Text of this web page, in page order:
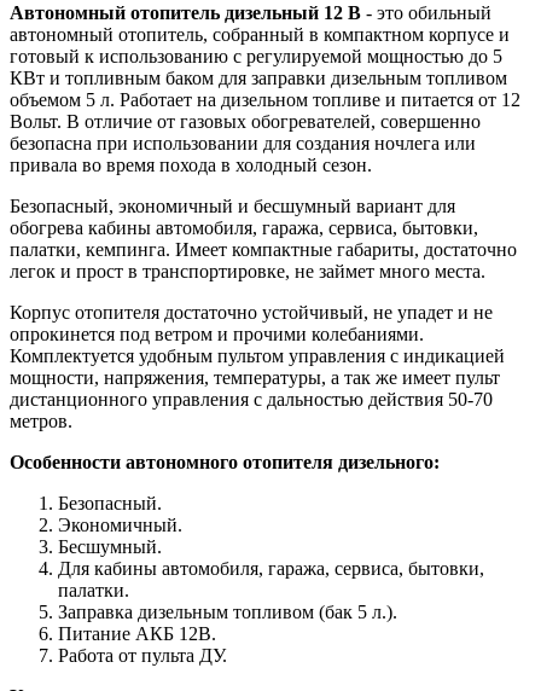
Автономный отопитель дизельный 12 В - это обильный
автономный отопитель, собранный в компактном корпусе и
готовый к использованию с регулируемой мощностью до 5
КВт и топливным баком для заправки дизельным топливом
объемом 5 л. Работает на дизельном топливе и питается от 12
Вольт. В отличие от газовых обогревателей, совершенно
безопасна при использовании для создания ночлега или
привала во время похода в холодный сезон.
Безопасный, экономичный и бесшумный вариант для
обогрева кабины автомобиля, гаража, сервиса, бытовки,
палатки, кемпинга. Имеет компактные габариты, достаточно
легок и прост в транспортировке, не займет много места.
Корпус отопителя достаточно устойчивый, не упадет и не
опрокинется под ветром и прочими колебаниями.
Комплектуется удобным пультом управления с индикацией
мощности, напряжения, температуры, а так же имеет пульт
дистанционного управления с дальностью действия 50-70
метров.
Особенности автономного отопителя дизельного:
Безопасный.
Экономичный.
Бесшумный.
Для кабины автомобиля, гаража, сервиса, бытовки,
палатки.
Заправка дизельным топливом (бак 5 л.).
Питание АКБ 12В.
Работа от пульта ДУ.